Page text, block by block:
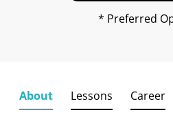
* Preferred
About Lessons Career